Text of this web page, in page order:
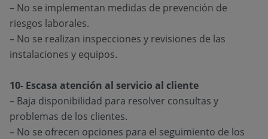
– No se implementan medidas de prevención de
riesgos laborales.
– No se realizan inspecciones y revisiones de las
instalaciones y equipos.
10- Escasa atención al servicio al cliente
– Baja disponibilidad para resolver consultas y
problemas de los clientes.
– No se ofrecen opciones para el seguimiento de los